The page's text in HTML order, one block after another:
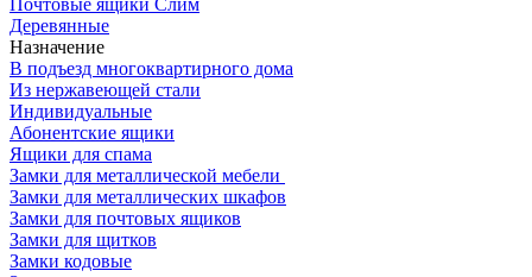
Почтовые ящики Слим
Деревянные
Назначение
В подъезд многоквартирного дома
Из нержавеющей стали
Индивидуальные
Абонентские ящики
Ящики для спама
Замки для металлической мебели
Замки для металлических шкафов
Замки для почтовых ящиков
Замки для щитков
Замки кодовые